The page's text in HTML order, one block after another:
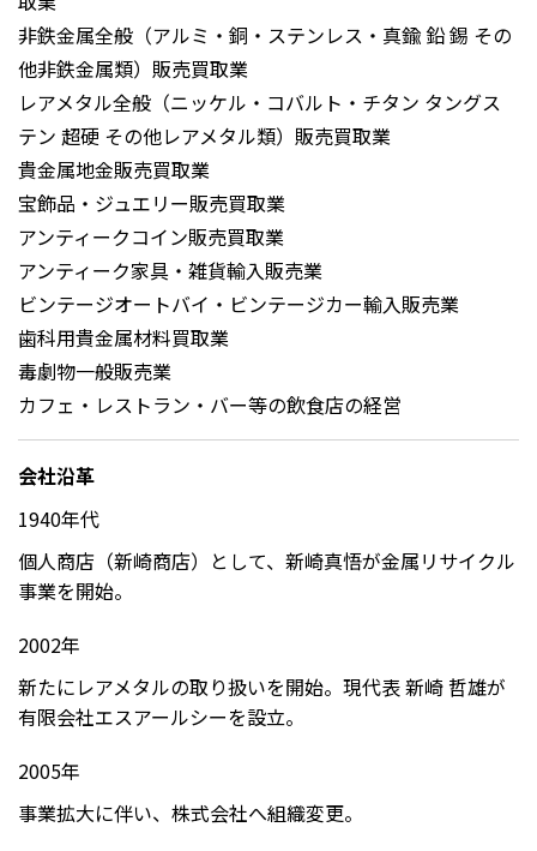
非鉄金属全般（アルミ・銅・ステンレス・真鍮 鉛 錫 その
他非鉄金属類）販売買取業
レアメタル全般（ニッケル・コバルト・チタン タングス
テン 超硬 その他レアメタル類）販売買取業
貴金属地金販売買取業
宝飾品・ジュエリー販売買取業
アンティークコイン販売買取業
アンティーク家具・雑貨輸入販売業
ビンテージオートバイ・ビンテージカー輸入販売業
歯科用貴金属材料買取業
毒劇物一般販売業
カフェ・レストラン・バー等の飲食店の経営
会社沿革
1940年代
個人商店（新崎商店）として、新崎真悟が金属リサイクル
事業を開始。
2002年
新たにレアメタルの取り扱いを開始。現代表 新崎 哲雄が
有限会社エスアールシーを設立。
2005年
事業拡大に伴い、株式会社へ組織変更。